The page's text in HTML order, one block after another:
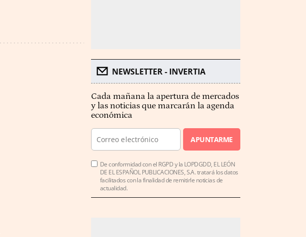
NEWSLETTER - INVERTIA
Cada mañana la apertura de mercados
y las noticias que marcarán la agenda
económica
APUNTARME
De conformidad con el RGPD y la LOPDGDD, EL LEÓN
DE EL ESPAÑOL PUBLICACIONES, S.A. tratará los datos
facilitados con la finalidad de remitirle noticias de
actualidad.